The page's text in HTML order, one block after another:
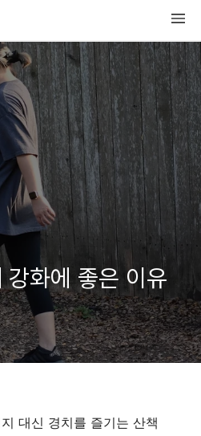
화에 좋은 이유
대신 경치를 즐기는 산책